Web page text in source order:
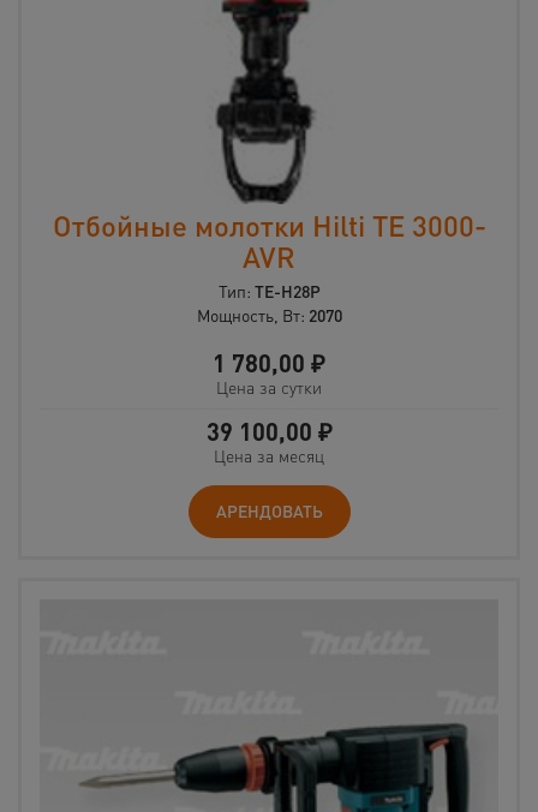
Отбойные молотки Hilti TE 3000-
AVR
Тип: TE-H28P
Мощность, Вт: 2070
1 780,00 ₽
Цена за сутки
39 100,00 ₽
Цена за месяц
АРЕНДОВАТЬ